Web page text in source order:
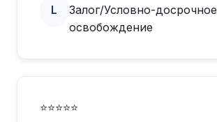
L
Залог/Условно-досрочное
освобождение
⭐⭐⭐⭐⭐